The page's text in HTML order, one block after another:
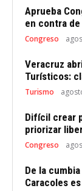
Aprueba
en contra
Congreso
Veracruz
Turísticos:
Turismo
Difícil crear
priorizar
Congreso
De la
Caracoles